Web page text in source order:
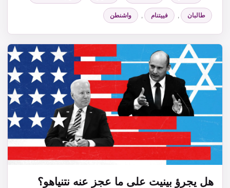
طالبان فييتنام واشنطن
هل يجرؤ بينيت على ما عجز عنه نتنياهو؟